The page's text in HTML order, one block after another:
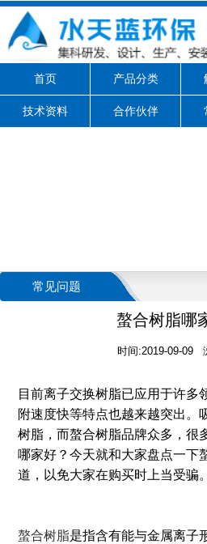
首页 产品分类
技术资料 合作伙伴
常见问题
螯合树脂哪
时间:2019-09-09
目前离子交换树脂已应用于许多
附速度快等特点也越来越突出。
树脂，而螯合树脂品牌众多，很
哪家好？今天就和大家盘点一下
道，以免大家在购买时上当受骗。
螯合树脂是指含有能与金属离子